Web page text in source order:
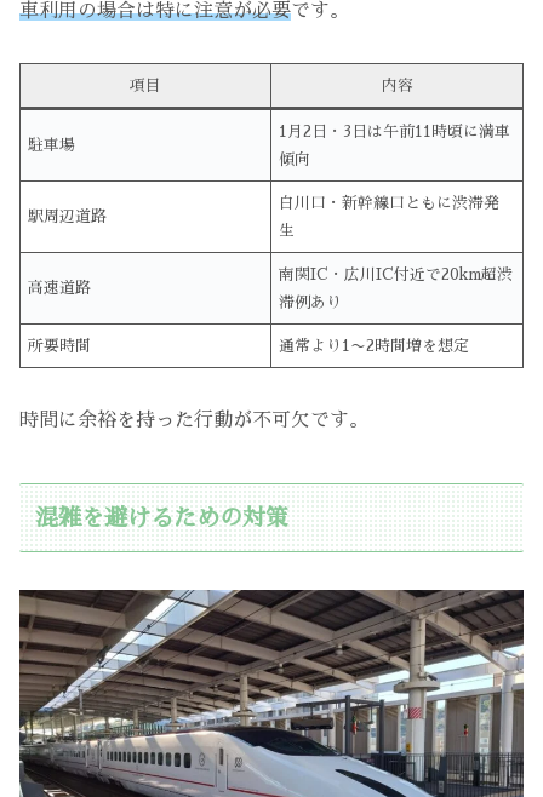
車利用の場合は特に注意が必要です。
項目 内容
駐車場
1月2日・3日は午前11時頃に満車
傾向
駅周辺道路
白川口・新幹線口ともに渋滞発
生
高速道路
南関IC・広川IC付近で20km超渋
滞例あり
所要時間 通常より1〜2時間増を想定
時間に余裕を持った行動が不可欠です。
混雑を避けるための対策